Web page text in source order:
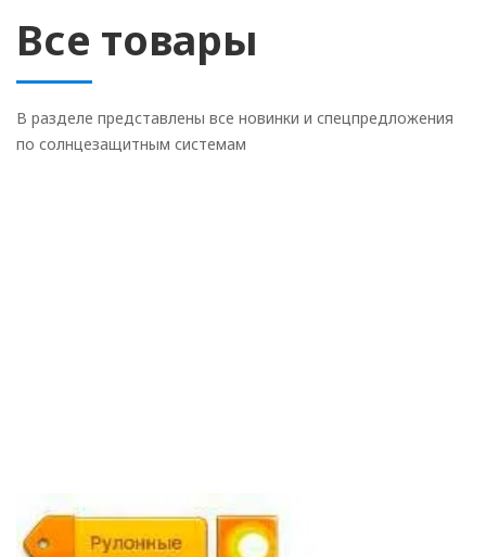
Все товары
В разделе представлены все новинки и спецпредложения
по солнцезащитным системам